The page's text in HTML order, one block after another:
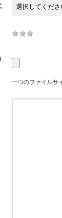
一つのファイルサ